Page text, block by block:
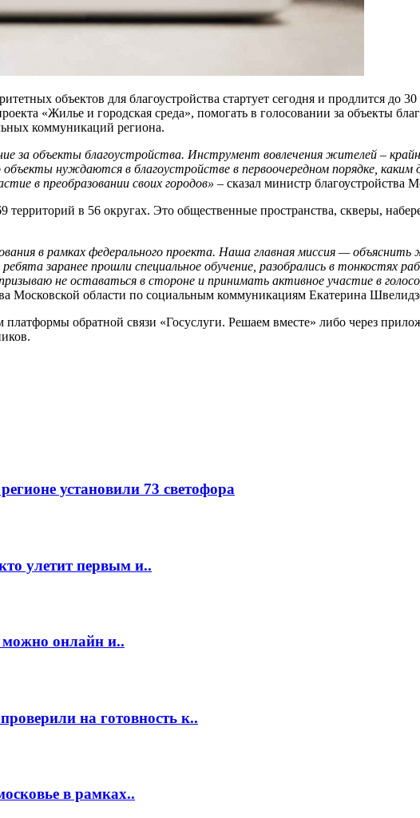
объектов для благоустройства стартует сегодня и продлится до
«Жилье и городская среда», помогать в голосовании за объекты
коммуникаций региона.
за объекты благоустройства. Инструмент вовлечения жителей –
нуждаются в благоустройстве в первоочередном порядке,
в преобразовании своих городов» – сказал министр
территорий в 56 округах. Это общественные пространства, скверы,
в рамках федерального проекта. Наша главная миссия —
заранее прошли специальное обучение, разобрались в тонкостях
не оставаться в стороне и принимать активное участие в
Московской области по социальным коммуникациям Екатерина
платформы обратной связи «Госуслуги. Решаем вместе» либо через
установили 73 светофора
улетит первым и..
можно онлайн и..
на готовность к..
в рамках..